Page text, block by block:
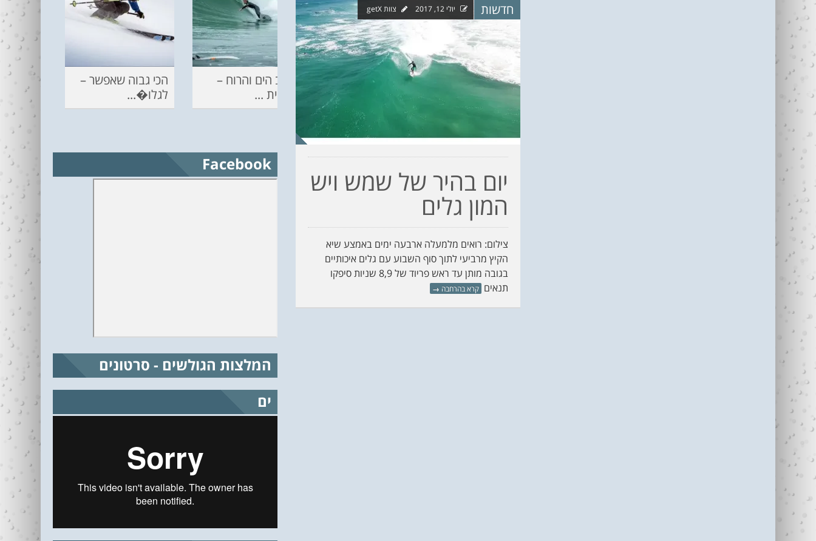
חדשות יולי 12, 2017 צוות getX
יום בהיר של שמש ויש
המון גלים
צילום: רואים מלמעלה ארבעה ימים באמצע שיא
הקיץ מרביעי לתוך סוף השבוע עם גלים איכותיים
בגובה מותן עד ראש פריוד של 8,9 שניות סיפקו
תנאים קרא בהרחבה →
2006)
ההכנות – EILAT
ECO SUP TOUR
KITESURF
ASHDOD 2019
WINTER
CHALLENGE
מצב הים והרוח –
תחזית ...
הכי גבוה שאפשר –
לגלו�...
Facebook
המלצות הגולשים - סרטונים
ים